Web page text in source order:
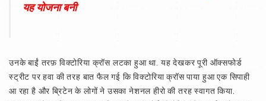
यह योजना बनी
उनके बाईं तरफ़ विक्टोरिया क्रॉस लटका हुआ था. यह देखकर पूरी ऑक्सफोर्ड
स्ट्रीट पर हवा की तरह बात फैल गई कि विक्टोरिया क्रॉस पाया हुआ एक सिपाही
आ रहा है और ब्रिटेन के लोगों ने उसका नेशनल हीरो की तरह स्वागत किया.